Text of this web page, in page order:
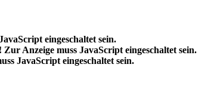
eingeschaltet sein.
Anzeige muss JavaScript eingeschaltet sein.
JavaScript eingeschaltet sein.